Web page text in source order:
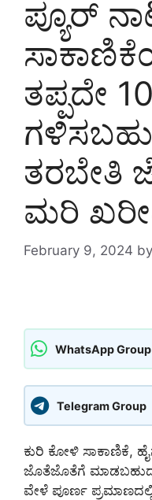
ಪ್ಯೂರ್
ತಪ್ಪದೇ
ತರಬೇತಿ
ಮರಿ
February 9, 2024 by
WhatsApp Group
Telegram Group
ಕುರಿ ಕೋಳಿ ಸಾಕಾಣಿಕೆ,
ಜೊತೆಜೊತೆಗೆ
ವೇಳೆ ಪೂರ್ಣ